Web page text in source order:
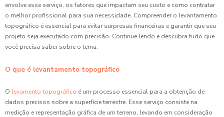
envolve esse serviço, os fatores que impactam seu custo e como contratar
o melhor profissional para sua necessidade. Compreender o levantamento
topográfico é essencial para evitar surpresas financeiras e garantir que seu
projeto seja executado com precisão. Continue lendo e descubra tudo que
você precisa saber sobre o tema.
O que é levantamento topográfico
O levamento topográfico é um processo essencial para a obtenção de
dados precisos sobre a superfície terrestre. Esse serviço consiste na
medição e representação gráfica de um terreno, levando em consideração